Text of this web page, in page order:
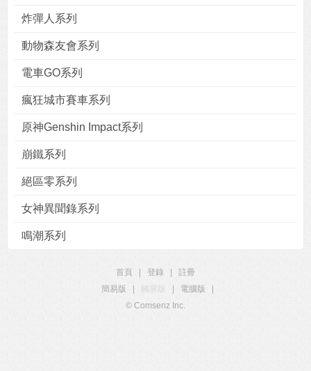
炸彈人系列
動物森友會系列
電車GO系列
瘋狂城市賽車系列
原神Genshin Impact系列
崩鐵系列
絕區零系列
女神異聞錄系列
鳴潮系列
首頁 登錄
註冊
簡易版
觸屏版 電腦版
© Comsenz Inc.